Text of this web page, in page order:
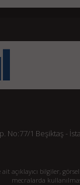
No:77/1 Beşiktaş -
bilgiler,
mecralarda